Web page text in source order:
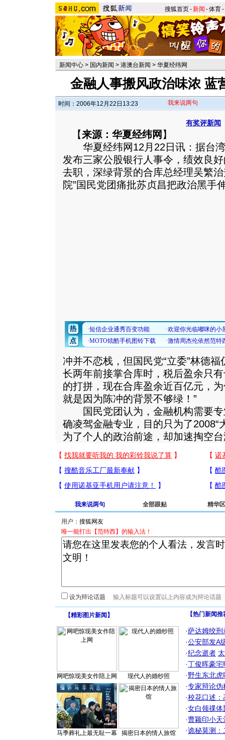
搜狐首页-新闻 -体育-
新闻中心 > 国内新闻 > 港澳台新闻 > 华夏经纬网
金融人事搬风政治味浓 蓝
时间：2006年12月22日13:23 我来说两句
有奖评新闻
【来源：华夏经纬网 】
华夏经纬网12月22日讯：据台湾
发布三家公股银行人事令，绩效良
去职，深绿背景的合库总经理吴繁
院”国民党团痛批苏贞昌把政治黑手
冲并不恋栈，但国民党“立委”林德
长两年前接掌合库时，税后盈余只
的打拼，现在合库盈余近百亿元，
就是因为陈冲的背景不够绿！”
国民党团认为，金融机构需要专
确凌驾金融专业，目的只为了2008“
为了个人的政治前途，却加速掏空
我来说两句 全部跟贴 精华区
用户：
唯一能打出【范特西】的输入法！
设为辩论话题
【精彩图片新闻 】
网吧惊现美女作陪上网 现代人的婚纱照
马季葬礼上最无耻一幕 揭密日本的情人旅馆
【热门新闻
·萨达姆绞刑
·公安部发A
·纪念逝者
·丁俊晖豪
·野生东北
·专家辩论伪
·校花口述：
·女白领祼体
·曹颖印小天
·诡秘莫测：